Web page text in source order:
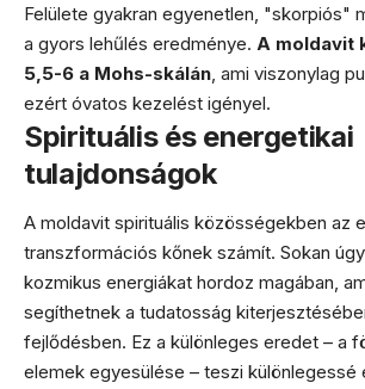
Felülete gyakran egyenetlen, "skorpiós"
a gyors lehűlés eredménye. A moldavit
5,5-6 a Mohs-skálán , ami viszonylag
ezért óvatos kezelést igényel.
Spirituális és energetikai
tulajdonságok
A moldavit spirituális közösségekben az
transzformációs kőnek számít. Sokan
kozmikus energiákat hordoz magában,
segíthetnek a tudatosság
fejlődésben. Ez a különleges eredet – a
elemek egyesülése – teszi különlegessé